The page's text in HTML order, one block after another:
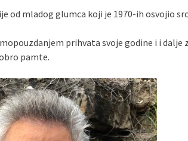
od mladog glumca koji je 1970-ih osvojio
prihvata svoje godine i i dalje
pamte.